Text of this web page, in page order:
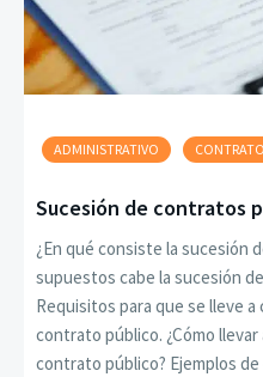
ADMINISTRATIVO
Sucesión de contratos
¿En qué consiste la sucesión
supuestos cabe la sucesión
Requisitos para que se lleve a
contrato público. ¿Cómo
contrato público? Ejemplos